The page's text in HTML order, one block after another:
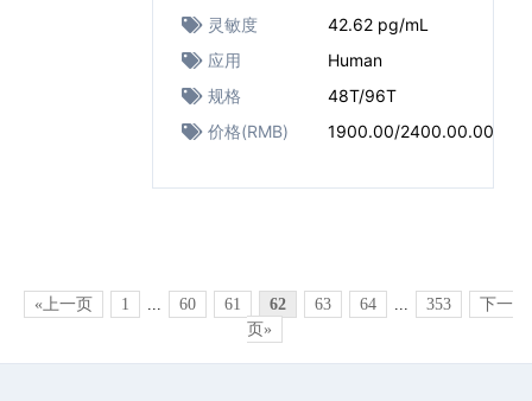
灵敏度
42.62 pg/mL
应用
Human
规格
48T/96T
价格(RMB)
1900.00/2400.00.00
«上一页 1 ... 60 61 62 63 64 ... 353
下一
页»